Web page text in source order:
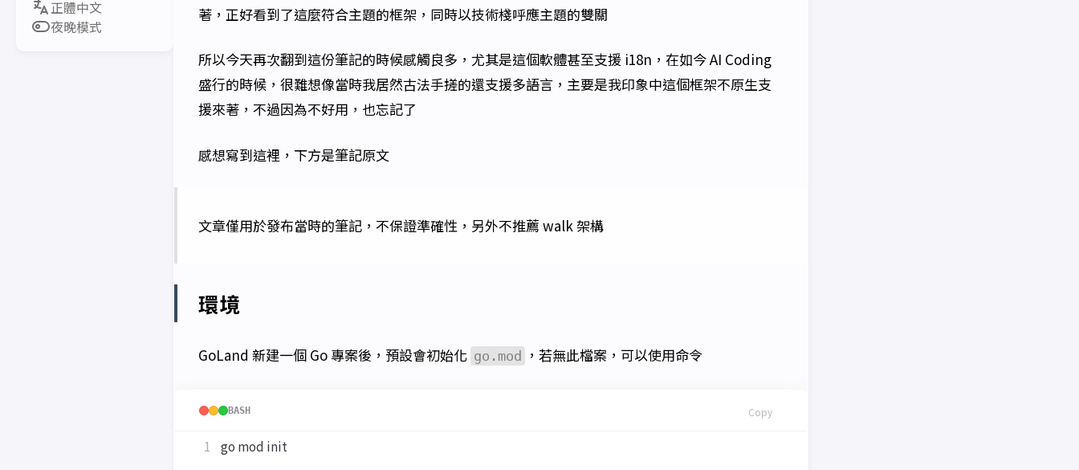
夜晚模式
著，正好看到了這麼符合主題的框架，同時以技術棧呼應主題的雙關
所以今天再次翻到這份筆記的時候感觸良多，尤其是這個軟體甚至支援 i18n，在如今 AI Coding
盛行的時候，很難想像當時我居然古法手搓的還支援多語言，主要是我印象中這個框架不原生支
援來著，不過因為不好用，也忘記了
感想寫到這裡，下方是筆記原文
文章僅用於發布當時的筆記，不保證準確性，另外不推薦 walk 架構
環境
GoLand 新建一個 Go 專案後，預設會初始化 go.mod ，若無此檔案，可以使用命令
BASH Copy